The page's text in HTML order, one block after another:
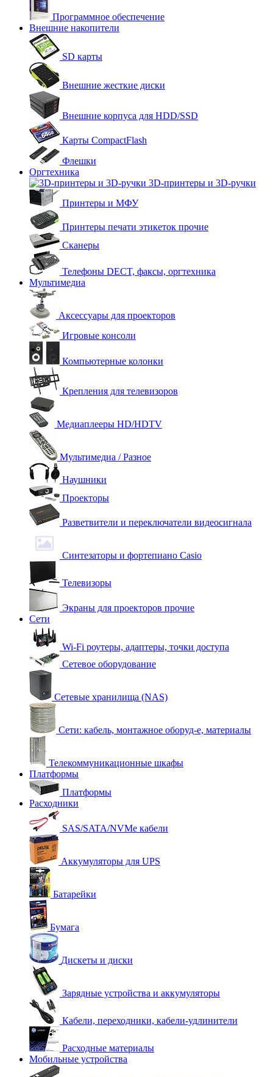
Программное обеспечение
Внешние накопители
SD карты
Внешние жесткие диски
Внешние корпуса для HDD/SSD
Карты CompactFlash
Флешки
Оргтехника
3D-принтеры и 3D-ручки
Принтеры и МФУ
Принтеры печати этикеток прочие
Сканеры
Телефоны DECT, факсы, оргтехника
Мультимедиа
Аксессуары для проекторов
Игровые консоли
Компьютерные колонки
Крепления для телевизоров
Медиаплееры HD/HDTV
Мультимедиа / Разное
Наушники
Проекторы
Разветвители и переключатели видеосигнала
Синтезаторы и фортепиано Casio
Телевизоры
Экраны для проекторов прочие
Сети
Wi-Fi роутеры, адаптеры, точки доступа
Сетевое оборудование
Сетевые хранилища (NAS)
Сети: кабель, монтажное оборуд-е, материалы
Телекоммуникационные шкафы
Платформы
Платформы
Расходники
SAS/SATA/NVMe кабели
Аккумуляторы для UPS
Батарейки
Бумага
Дискеты и диски
Зарядные устройства и аккумуляторы
Кабели, переходники, кабели-удлинители
Расходные материалы
Мобильные устройства